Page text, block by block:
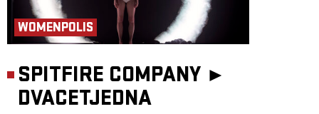
WOMENPOLIS
SPITFIRE COMPANY ►
DVACETJEDNA